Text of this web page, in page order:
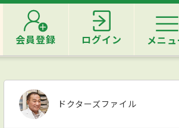
会員登録 ログイン メニュ
ドクターズファイル